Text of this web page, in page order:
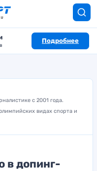
Подробнее
с 2001 года.
видах спорта и
в допинг-